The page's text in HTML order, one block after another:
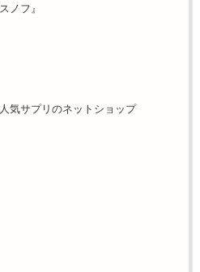
ノフ』
気サプリのネットショップ